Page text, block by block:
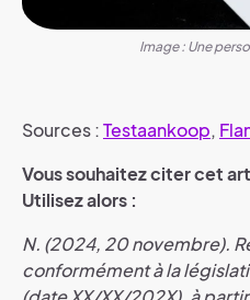
Image : Une
Sources :Testaankoop,
Vous souhaitez citer cet
Utilisez alors :
N. (2024, 20 novembre).
conformément à la